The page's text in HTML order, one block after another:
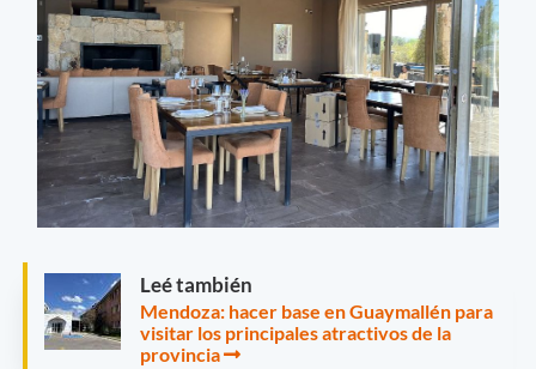
Leé también
Mendoza: hacer base en Guaymallén para
visitar los principales atractivos de la
provincia